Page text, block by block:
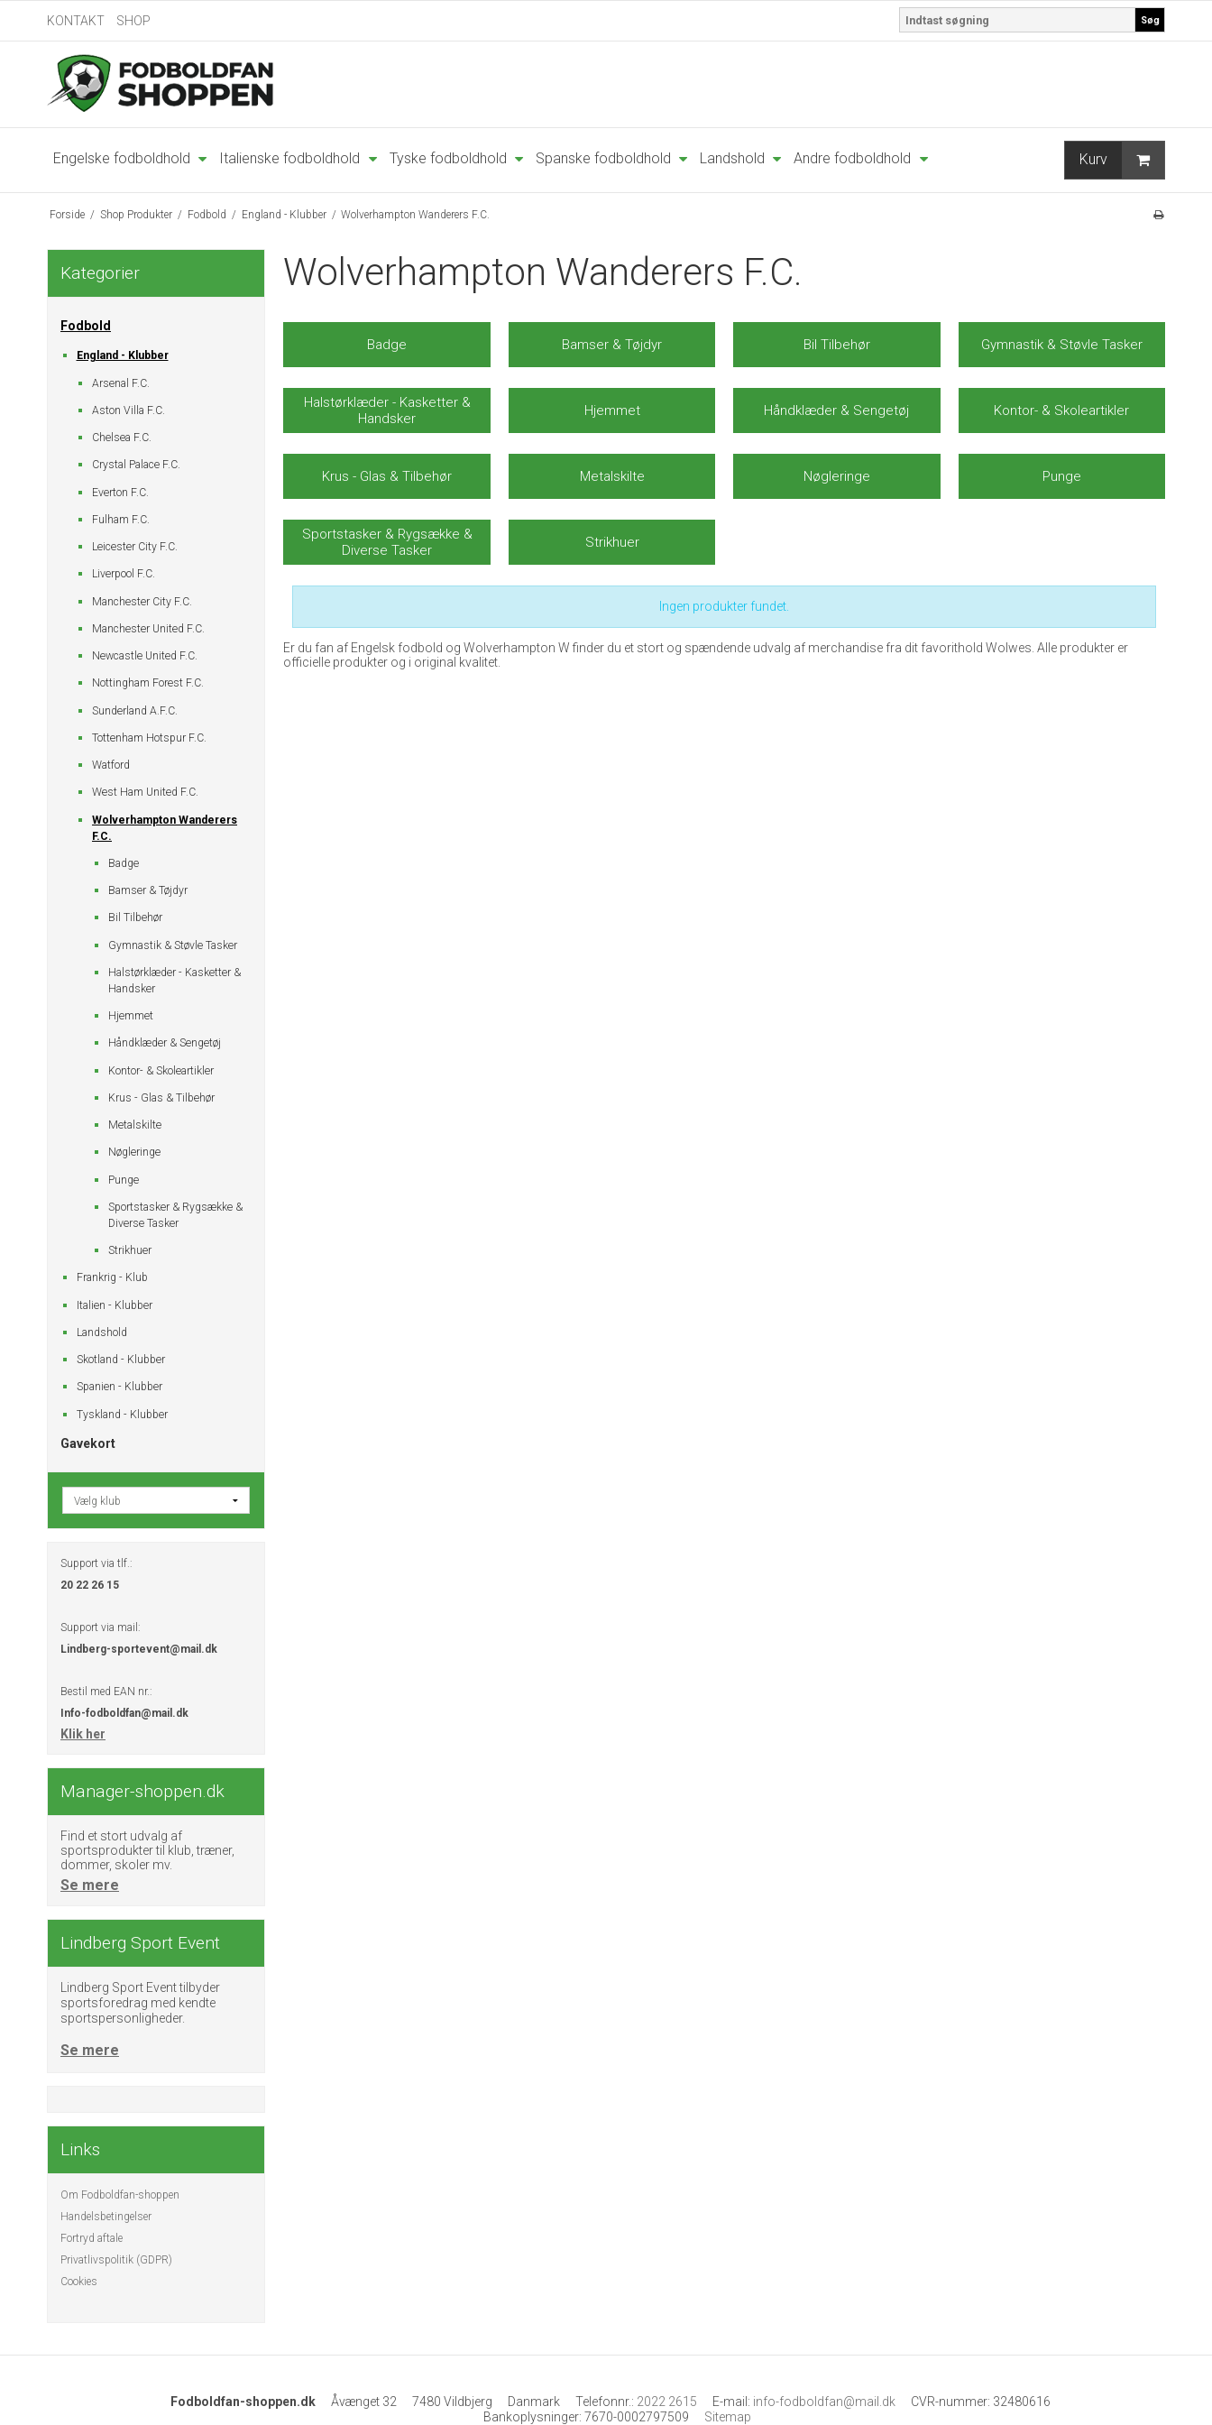
KONTAKT SHOP Søg
Engelske fodboldhold Italienske fodboldhold Tyske fodboldhold Spanske fodboldhold Landshold Andre fodboldhold Kurv
Forside / Shop Produkter / Fodbold / England - Klubber / Wolverhampton Wanderers F.C.
Kategorier
Fodbold
England - Klubber
Arsenal F.C.
Aston Villa F.C.
Chelsea F.C.
Crystal Palace F.C.
Everton F.C.
Fulham F.C.
Leicester City F.C.
Liverpool F.C.
Manchester City F.C.
Manchester United F.C.
Newcastle United F.C.
Nottingham Forest F.C.
Sunderland A.F.C.
Tottenham Hotspur F.C.
Watford
West Ham United F.C.
Wolverhampton Wanderers
F.C.
Badge
Bamser & Tøjdyr
Bil Tilbehør
Gymnastik & Støvle Tasker
Halstørklæder - Kasketter &
Handsker
Hjemmet
Håndklæder & Sengetøj
Kontor- & Skoleartikler
Krus - Glas & Tilbehør
Metalskilte
Nøgleringe
Punge
Sportstasker & Rygsække &
Diverse Tasker
Strikhuer
Frankrig - Klub
Italien - Klubber
Landshold
Skotland - Klubber
Spanien - Klubber
Tyskland - Klubber
Gavekort
Support via tlf.:
20 22 26 15
Support via mail:
Lindberg-sportevent@mail.dk
Bestil med EAN nr.:
Info-fodboldfan@mail.dk
Klik her
Manager-shoppen.dk
Find et stort udvalg af
sportsprodukter til klub, træner,
dommer, skoler mv.
Se mere
Lindberg Sport Event
Lindberg Sport Event tilbyder
sportsforedrag med kendte
sportspersonligheder.
Se mere
Links
Om Fodboldfan-shoppen
Handelsbetingelser
Fortryd aftale
Privatlivspolitik (GDPR)
Cookies
Wolverhampton Wanderers F.C.
Badge Bamser & Tøjdyr Bil Tilbehør Gymnastik & Støvle Tasker
Halstørklæder - Kasketter &
Handsker
Hjemmet Håndklæder & Sengetøj Kontor- & Skoleartikler
Krus - Glas & Tilbehør Metalskilte Nøgleringe Punge
Sportstasker & Rygsække &
Diverse Tasker
Strikhuer
Ingen produkter fundet.
Er du fan af Engelsk fodbold og Wolverhampton W finder du et stort og spændende udvalg af merchandise fra dit favorithold Wolwes. Alle produkter er
officielle produkter og i original kvalitet.
Fodboldfan-shoppen.dk Åvænget 32 7480 Vildbjerg Danmark Telefonnr.: 2022 2615 E-mail : info-fodboldfan@mail.dk CVR-nummer: 32480616
Bankoplysninger: 7670-0002797509 Sitemap